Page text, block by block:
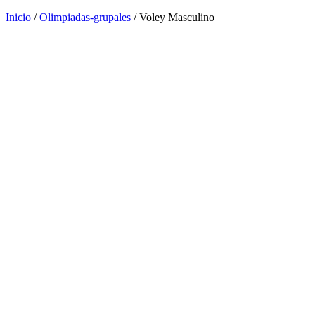
Inicio /Olimpiadas-grupales / Voley Masculino